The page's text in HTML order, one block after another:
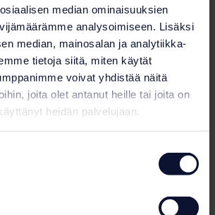
median ominaisuuksien
analysoimiseen. Lisäksi
median, mainosalan ja analytiikka-
tietoja siitä, miten käytät
voivat yhdistää näitä
joita olet antanut heille tai joita on
heidän palvelujaan.